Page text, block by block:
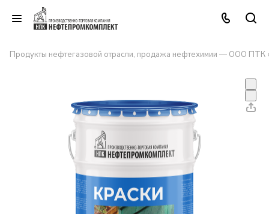
Продукты нефтегазовой отрасли, продажа нефтехимии — ООО ПТК